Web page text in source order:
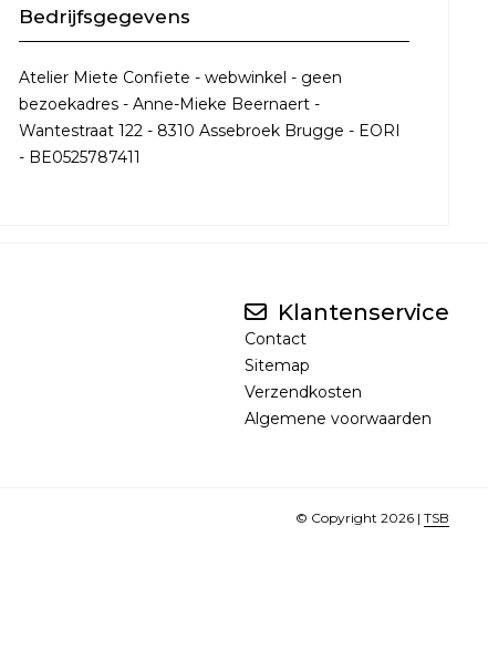
Bedrijfsgegevens
Atelier Miete Confiete - webwinkel - geen
bezoekadres - Anne-Mieke Beernaert -
Wantestraat 122 - 8310 Assebroek Brugge - EORI
- BE0525787411
Klantenservice
Contact
Sitemap
Verzendkosten
Algemene voorwaarden
© Copyright 2026 | TSB